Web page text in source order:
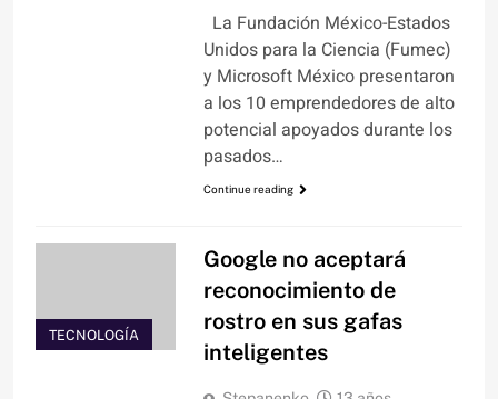
La Fundación México-Estados
Unidos para la Ciencia (Fumec)
y Microsoft México presentaron
a los 10 emprendedores de alto
potencial apoyados durante los
pasados…
Continue reading
TECNOLOGÍA
Google no aceptará
reconocimiento de
rostro en sus gafas
inteligentes